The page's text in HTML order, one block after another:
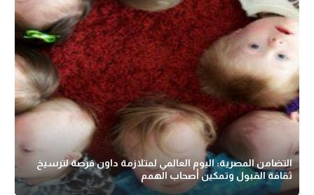
التضامن المصرية: اليوم العالمي لمتلازمة داون فرصة لترسيخ
ثقافة القبول وتمكين أصحاب الهمم